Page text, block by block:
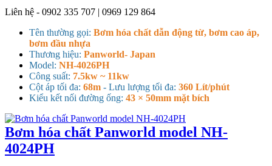
Liên hệ - 0902 335 707 | 0969 129 864
Tên thường gọi: Bơm hóa chất dẫn động từ, bơm cao áp,
bơm đầu nhựa
Thương hiệu: Panworld- Japan
Model: NH-4026PH
Công suất: 7.5kw ~ 11kw
Cột áp tối đa: 68m - Lưu lượng tối đa: 360 Lít/phút
Kiểu kết nối đường ống: 43 × 50mm mặt bích
Bơm hóa chất Panworld model NH-
4024PH